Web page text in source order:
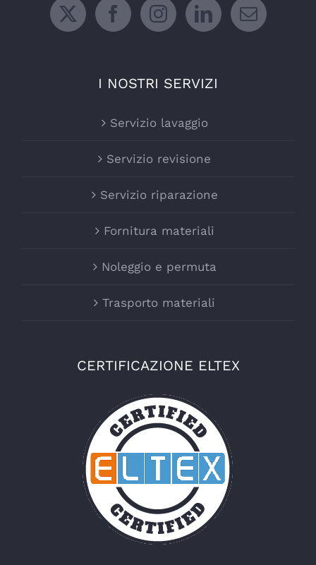
I NOSTRI SERVIZI
Servizio lavaggio
Servizio revisione
Servizio riparazione
Fornitura materiali
Noleggio e permuta
Trasporto materiali
CERTIFICAZIONE ELTEX